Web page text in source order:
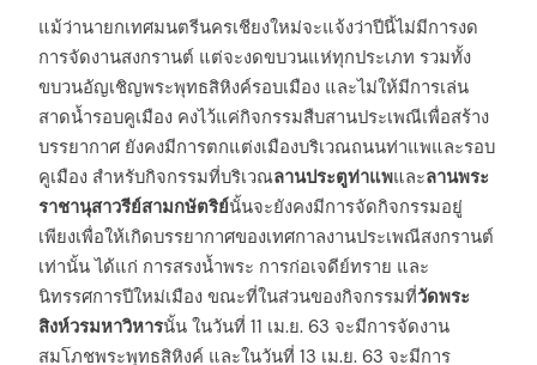
แม้ว่านายกเทศมนตรีนครเชียงใหม่จะแจ้งว่าปีนี้ไม่มีการงด
การจัดงานสงกรานต์ แต่จะงดขบวนแห่ทุกประเภท รวมทั้ง
ขบวนอัญเชิญพระพุทธสิหิงค์รอบเมือง และไม่ให้มีการเล่น
สาดน้ำรอบคูเมือง คงไว้แค่กิจกรรมสืบสานประเพณีเพื่อสร้าง
บรรยากาศ ยังคงมีการตกแต่งเมืองบริเวณถนนท่าแพและรอบ
คูเมือง สำหรับกิจกรรมที่บริเวณลานประตูท่าแพและลานพระ
ราชานุสาวรีย์สามกษัตริย์นั้นจะยังคงมีการจัดกิจกรรมอยู่
เพียงเพื่อให้เกิดบรรยากาศของเทศกาลงานประเพณีสงกรานต์
เท่านั้น ได้แก่ การสรงน้ำพระ การก่อเจดีย์ทราย และ
นิทรรศการปีใหม่เมือง ขณะที่ในส่วนของกิจกรรมที่วัดพระ
สิงห์วรมหาวิหารนั้น ในวันที่ 11 เม.ย. 63 จะมีการจัดงาน
สมโภชพระพุทธสิหิงค์ และในวันที่ 13 เม.ย. 63 จะมีการ